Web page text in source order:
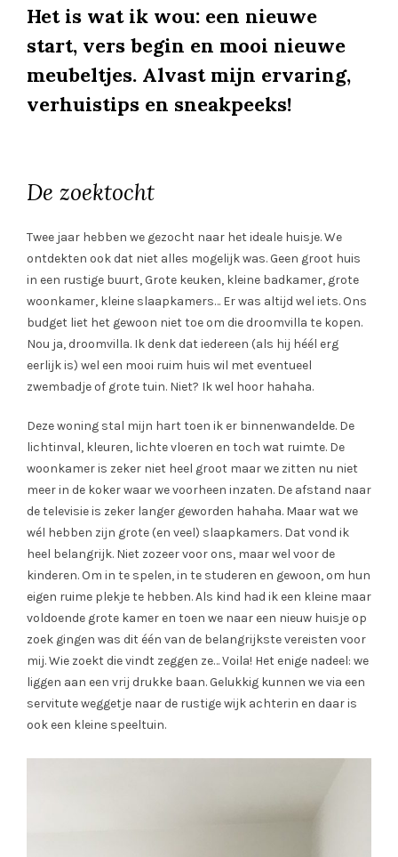
Het is wat ik wou: een nieuwe
start, vers begin en mooi nieuwe
meubeltjes. Alvast mijn ervaring,
verhuistips en sneakpeeks!
De zoektocht
Twee jaar hebben we gezocht naar het ideale huisje. We
ontdekten ook dat niet alles mogelijk was. Geen groot huis
in een rustige buurt, Grote keuken, kleine badkamer, grote
woonkamer, kleine slaapkamers… Er was altijd wel iets. Ons
budget liet het gewoon niet toe om die droomvilla te kopen.
Nou ja, droomvilla. Ik denk dat iedereen (als hij héél erg
eerlijk is) wel een mooi ruim huis wil met eventueel
zwembadje of grote tuin. Niet? Ik wel hoor hahaha.
Deze woning stal mijn hart toen ik er binnenwandelde. De
lichtinval, kleuren, lichte vloeren en toch wat ruimte. De
woonkamer is zeker niet heel groot maar we zitten nu niet
meer in de koker waar we voorheen inzaten. De afstand naar
de televisie is zeker langer geworden hahaha. Maar wat we
wél hebben zijn grote (en veel) slaapkamers. Dat vond ik
heel belangrijk. Niet zozeer voor ons, maar wel voor de
kinderen. Om in te spelen, in te studeren en gewoon, om hun
eigen ruime plekje te hebben. Als kind had ik een kleine maar
voldoende grote kamer en toen we naar een nieuw huisje op
zoek gingen was dit één van de belangrijkste vereisten voor
mij. Wie zoekt die vindt zeggen ze… Voila! Het enige nadeel: we
liggen aan een vrij drukke baan. Gelukkig kunnen we via een
servitute weggetje naar de rustige wijk achterin en daar is
ook een kleine speeltuin.